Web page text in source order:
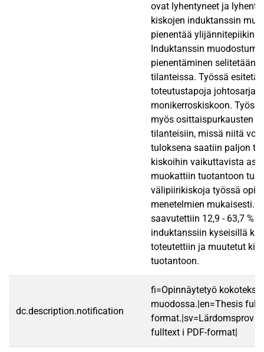
ovat lyhentyneet ja
kiskojen induktanssin
pienentää ylijännitepiikin
Induktanssin
pienentäminen selitetään
tilanteissa. Työssä
toteutustapoja
monikerroskiskoon.
myös osittaispurkausten
tilanteisiin, missä niitä voi
tuloksena saatiin paljon
kiskoihin vaikuttavista
muokattiin tuotantoon
välipiirikiskoja työssä
menetelmien mukaisesti.
saavutettiin 12,9 - 63,7 %
induktanssiin kyseisillä
toteutettiin ja muutetut
tuotantoon.
dc.description.notification
fi=Opinnäytetyö
muodossa.|en=Thesis
format.|sv=Lärdomsprov
fulltext i PDF-format|